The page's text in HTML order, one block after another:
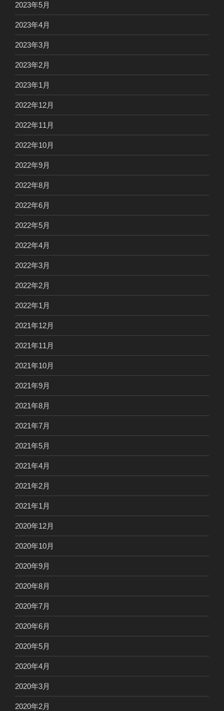
2023年5月
2023年4月
2023年3月
2023年2月
2023年1月
2022年12月
2022年11月
2022年10月
2022年9月
2022年8月
2022年6月
2022年5月
2022年4月
2022年3月
2022年2月
2022年1月
2021年12月
2021年11月
2021年10月
2021年9月
2021年8月
2021年7月
2021年5月
2021年4月
2021年2月
2021年1月
2020年12月
2020年10月
2020年9月
2020年8月
2020年7月
2020年6月
2020年5月
2020年4月
2020年3月
2020年2月